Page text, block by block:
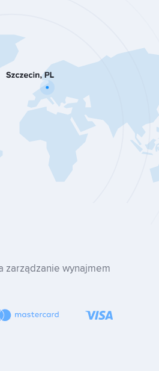
zarządzanie wynajmem